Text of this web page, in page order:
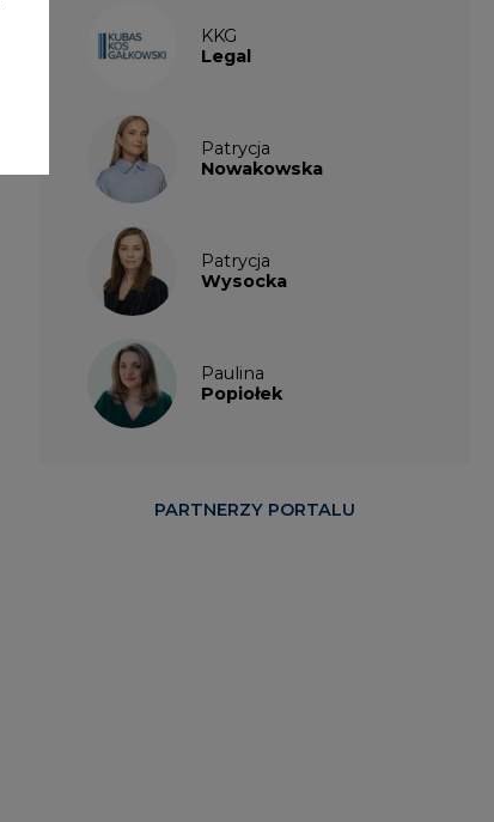
KKG
Legal
Patrycja
Nowakowska
Patrycja
Wysocka
Paulina
Popiołek
PARTNERZY PORTALU